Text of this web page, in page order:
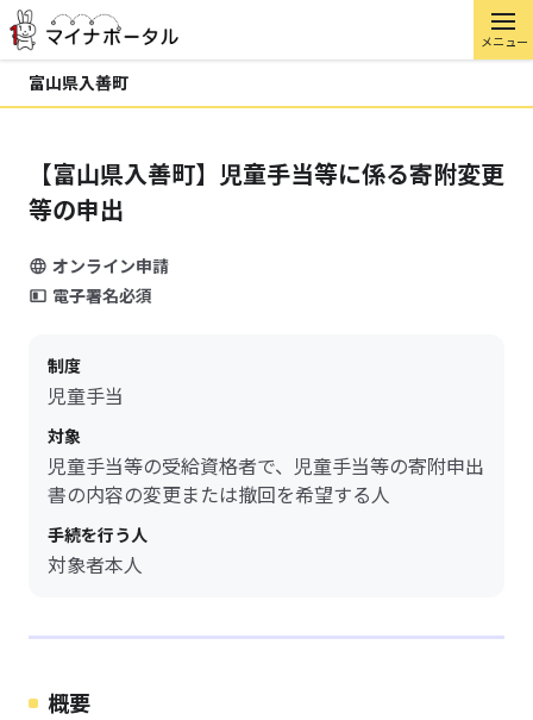
メニュー
富山県入善町
【富山県入善町】児童手当等に係る寄附変更
等の申出
オンライン申請
電子署名必須
制度
児童手当
対象
児童手当等の受給資格者で、児童手当等の寄附申出
書の内容の変更または撤回を希望する人
手続を行う人
対象者本人
概要